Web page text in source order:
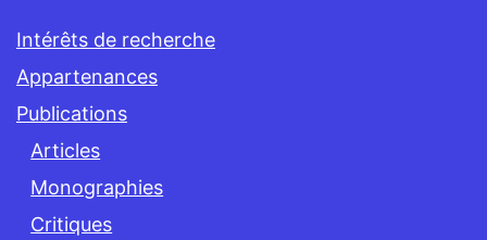
Intérêts de recherche
Appartenances
Publications
Articles
Monographies
Critiques